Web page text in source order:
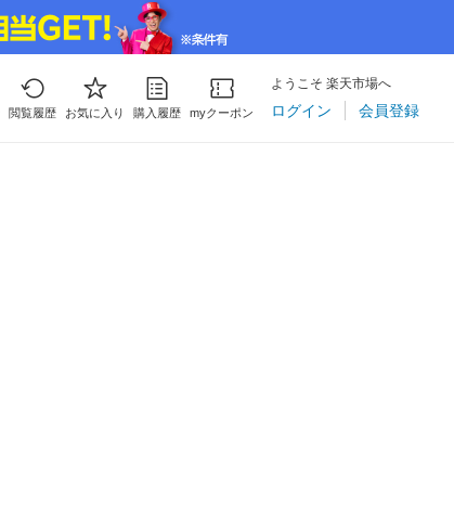
閲覧履歴 お気に入り 購入履歴 myクーポン
ようこそ 楽天市場へ
ログイン 会員登録